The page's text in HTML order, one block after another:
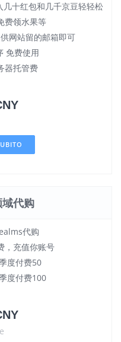
十红包和几千京豆轻轻松
费领水果等
网站留的邮箱即可
免费使用
器托管费
代购
代购
，充值你账号
度付费50
度付费100